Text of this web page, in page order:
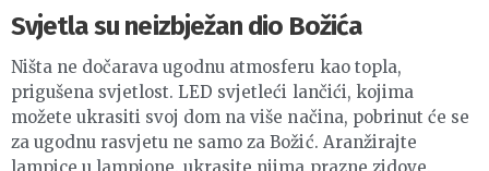
Svjetla su neizbježan dio Božića
Ništa ne dočarava ugodnu atmosferu kao topla,
prigušena svjetlost. LED svjetleći lančići, kojima
možete ukrasiti svoj dom na više načina, pobrinut će se
za ugodnu rasvjetu ne samo za Božić. Aranžirajte